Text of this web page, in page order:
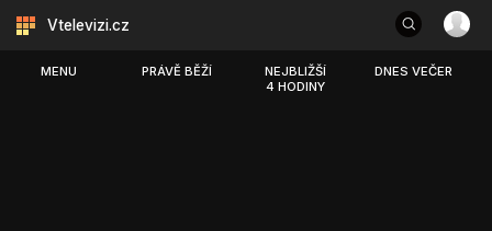
Vtelevizi.cz
MENU PRÁVĚ BĚŽÍ
NEJBLIŽŠÍ
4 HODINY
DNES VEČER